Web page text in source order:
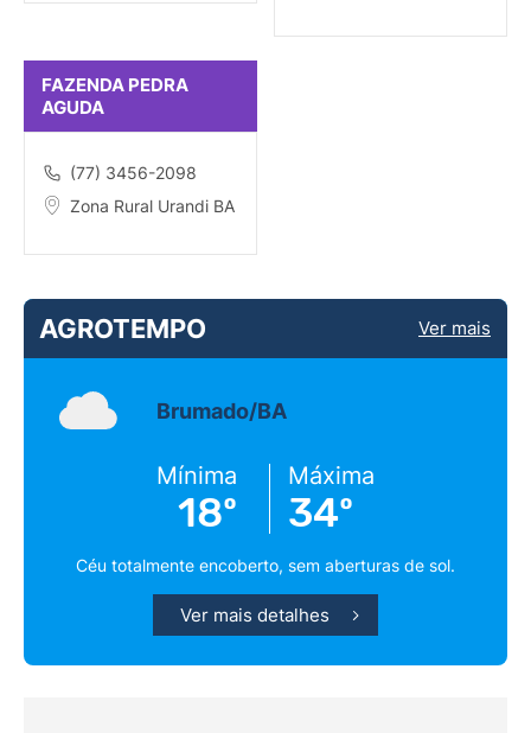
FAZENDA PEDRA
AGUDA
(77) 3456-2098
Zona Rural Urandi BA
AGROTEMPO Ver mais
Brumado/BA
Mínima
18º
Máxima
34º
Céu totalmente encoberto, sem aberturas de sol.
Ver mais detalhes